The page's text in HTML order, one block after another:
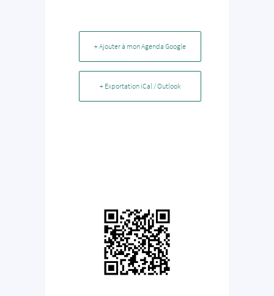
+ Ajouter à mon Agenda Google
+ Exportation iCal / Outlook